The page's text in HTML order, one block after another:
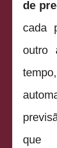
de
cada
outro
que